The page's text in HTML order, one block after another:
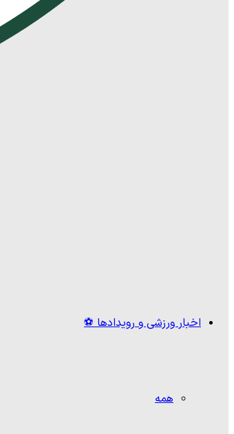
اخبار ورزشی و رویدادها ⚽
همه